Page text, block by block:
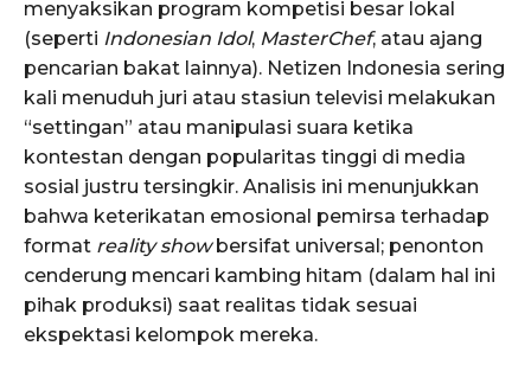
menyaksikan program kompetisi besar lokal
(seperti Indonesian Idol, MasterChef, atau ajang
pencarian bakat lainnya). Netizen Indonesia sering
kali menuduh juri atau stasiun televisi melakukan
“settingan” atau manipulasi suara ketika
kontestan dengan popularitas tinggi di media
sosial justru tersingkir. Analisis ini menunjukkan
bahwa keterikatan emosional pemirsa terhadap
format reality showbersifat universal; penonton
cenderung mencari kambing hitam (dalam hal ini
pihak produksi) saat realitas tidak sesuai
ekspektasi kelompok mereka.